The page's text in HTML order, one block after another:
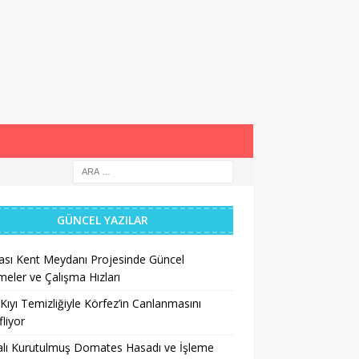
GÜNCEL YAZILAR
Kent Meydanı Projesinde Güncel
ve Çalışma Hızları
Temizliğiyle Körfez’in Canlanmasını
Kurutulmuş Domates Hasadı ve İşleme